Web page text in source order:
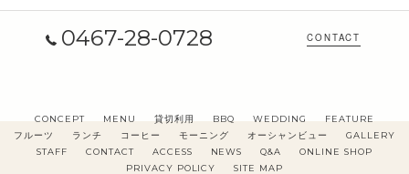
0467-28-0728 CONTACT
CONCEPT MENU 貸切利用 BBQ WEDDING
FEATURE
フルーツ
ランチ コーヒー モーニング オーシャンビュー
GALLERY
STAFF
CONTACT ACCESS NEWS Q&A
ONLINE SHOP
PRIVACY POLICY
SITE MAP